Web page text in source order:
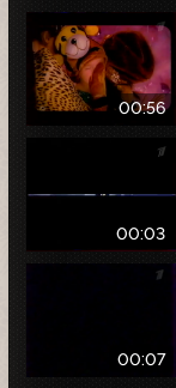
00:56
00:03
00:07